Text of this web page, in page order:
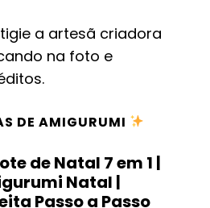
a artesã criadora
na foto e
DE AMIGURUMI
de Natal 7 em 1 |
Natal |
Passo a Passo